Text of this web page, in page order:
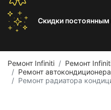
Скидки постоянным
Ремонт Infiniti
Ремонт
Ремонт
Ремонт радиатора